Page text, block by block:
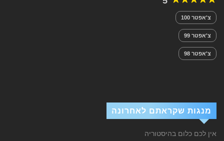
צ'אפטר 100
צ'אפטר 99
צ'אפטר 98
מנגות שקראתם לאחרונה
אין לכם כלום בהיסטוריה